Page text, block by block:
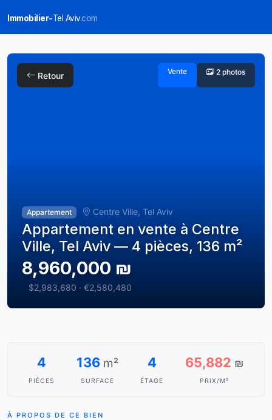
Immobilier-Tel Aviv.com
Retour Vente 2 photos
Appartement Centre Ville, Tel Aviv
Appartement en vente à Centre
Ville, Tel Aviv — 4 pièces, 136 m²
8,960,000 ₪
$2,983,680 · €2,580,480
4
PIÈCES
136 m²
SURFACE
4
ÉTAGE
65,882 ₪
PRIX/M²
À PROPOS DE CE BIEN